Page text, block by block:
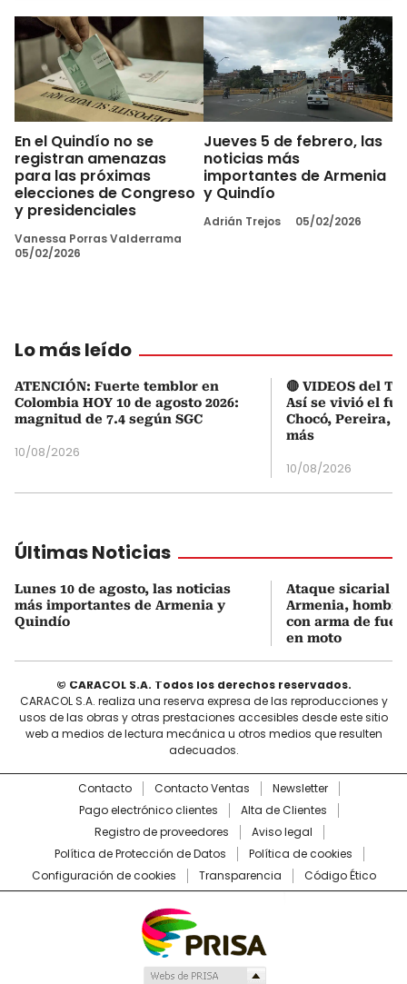
En el Quindío no se
registran amenazas
para las próximas
elecciones de Congreso
y presidenciales
Vanessa Porras Valderrama
05/02/2026
Jueves 5 de febrero, las
noticias más
importantes de Armenia
y Quindío
Adrián Trejos 05/02/2026
Lo más leído
ATENCIÓN: Fuerte temblor en
Colombia HOY 10 de agosto 2026:
magnitud de 7.4 según SGC
10/08/2026
🔴 VIDEOS del
Así se vivió el
Chocó, Pereira,
más
10/08/2026
Últimas Noticias
Lunes 10 de agosto, las noticias
más importantes de Armenia y
Quindío
Ataque sicarial
Armenia,
con arma de
en moto
© CARACOL S.A. Todos los derechos reservados.
CARACOL S.A. realiza una reserva expresa de las reproducciones y
usos de las obras y otras prestaciones accesibles desde este sitio
web a medios de lectura mecánica u otros medios que resulten
adecuados.
Contacto Contacto Ventas
Newsletter
Pago electrónico clientes
Alta de Clientes
Registro de proveedores
Aviso legal
Política de Protección de Datos
Política de cookies
Configuración de cookies
Transparencia Código Ético